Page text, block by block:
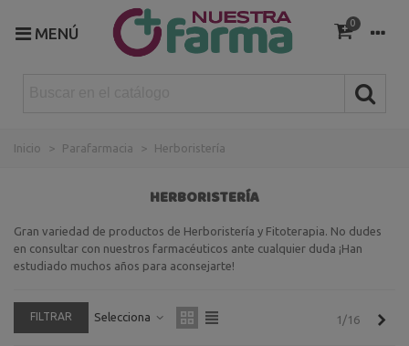
MENÚ
0
Inicio > Parafarmacia > Herboristería
HERBORISTERÍA
Gran variedad de productos de Herboristería y Fitoterapia. No dudes
en consultar con nuestros farmacéuticos ante cualquier duda ¡Han
estudiado muchos años para aconsejarte!
FILTRAR Selecciona 1/16